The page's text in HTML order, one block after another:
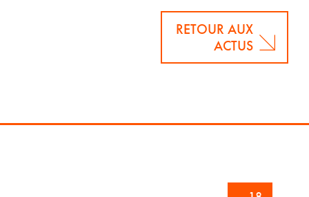
RETOUR AUX
ACTUS